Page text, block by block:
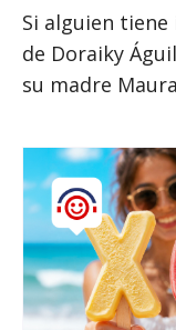
Si alguien
de Doraiky
su madre